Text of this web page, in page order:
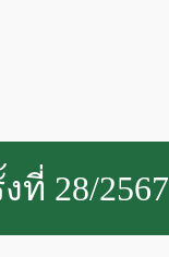
28/2567